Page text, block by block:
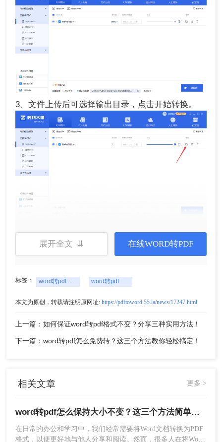
3、文件上传后可选择输出目录，点击开始转换。
通过以上操作，我们可以保持转换后的PDF大小与
用在线的Word转PDF工具，例如Smallpdf、转转大
师等。这些在线工具通常提供了简单易用的界面和
功能，可以帮助我们快速转换Word文档，并保持转
换后的PDF大小不变。下面以转转大师在线Word转
1、打开在线Word转PDF网址：
https://pdftoword.55.la/word2pdf/
展开全文 ⇊ 在线WORD转PDF
标签： word转pdf怎么保持大小不变 word转pdf
本文为原创，转载请注明原网址: https://pdftoword.55.la/news/17247.html
上一篇：如何保证word转pdf格式不变？分享三种实用方法！
下一篇：word转pdf怎么免费转？这三个方法教你轻松搞定！
相关文章 更多 >
word转pdf怎么保持大小不变？这三个方法简单搞定！
在日常的办公和学习中，我们经常需要将Word文档转换为PDF
格式，以便更好地与他人分享和阅读。然而，很多人在将Word